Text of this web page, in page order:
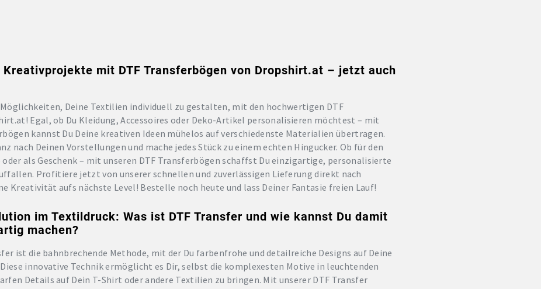
mit DTF Transferbögen von Dropshirt.at – jetzt auch
Deine Textilien individuell zu gestalten, mit den hochwertigen DTF
Egal, ob Du Kleidung, Accessoires oder Deko-Artikel personalisieren möchtest – mit
kannst Du Deine kreativen Ideen mühelos auf verschiedenste Materialien übertragen.
nach Deinen Vorstellungen und mache jedes Stück zu einem echten Hingucker. Ob für den
als Geschenk – mit unseren DTF Transferbögen schaffst Du einzigartige, personalisierte
Profitiere jetzt von unserer schnellen und zuverlässigen Lieferung direkt nach
Kreativität aufs nächste Level! Bestelle noch heute und lass Deiner Fantasie freien Lauf!
im Textildruck: Was ist DTF Transfer und wie kannst Du damit
machen?
ist die bahnbrechende Methode, mit der Du farbenfrohe und detailreiche Designs auf Deine
innovative Technik ermöglicht es Dir, selbst die komplexesten Motive in leuchtenden
Details auf Dein T-Shirt oder andere Textilien zu bringen. Mit unserer DTF Transfer